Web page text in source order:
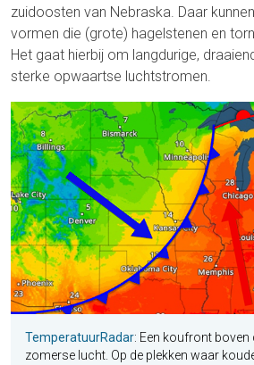
zuidoosten van Nebraska. Daar
vormen die (grote) hagelstenen en
Het gaat hierbij om langdurige,
sterke opwaartse luchtstromen.
TemperatuurRadar: Een koufront boven
zomerse lucht. Op de plekken waar